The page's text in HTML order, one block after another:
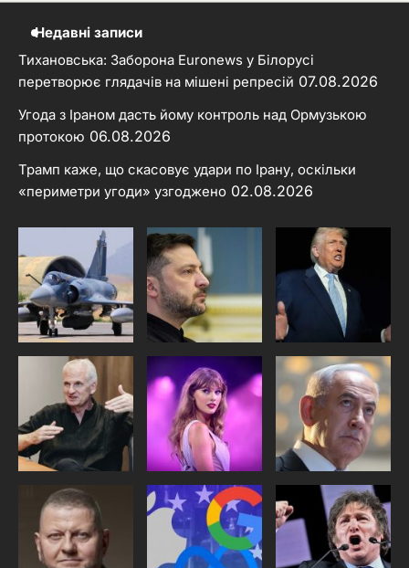
Недавні записи
Тихановська: Заборона Euronews у Білорусі
перетворює глядачів на мішені репресій 07.08.2026
Угода з Іраном дасть йому контроль над Ормузькою
протокою 06.08.2026
Трамп каже, що скасовує удари по Ірану, оскільки
«периметри угоди» узгоджено 02.08.2026